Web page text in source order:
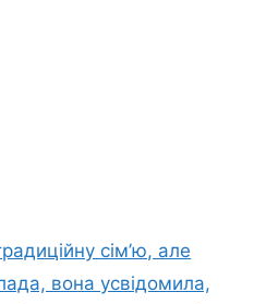
сім’ю, але
вона усвідомила,